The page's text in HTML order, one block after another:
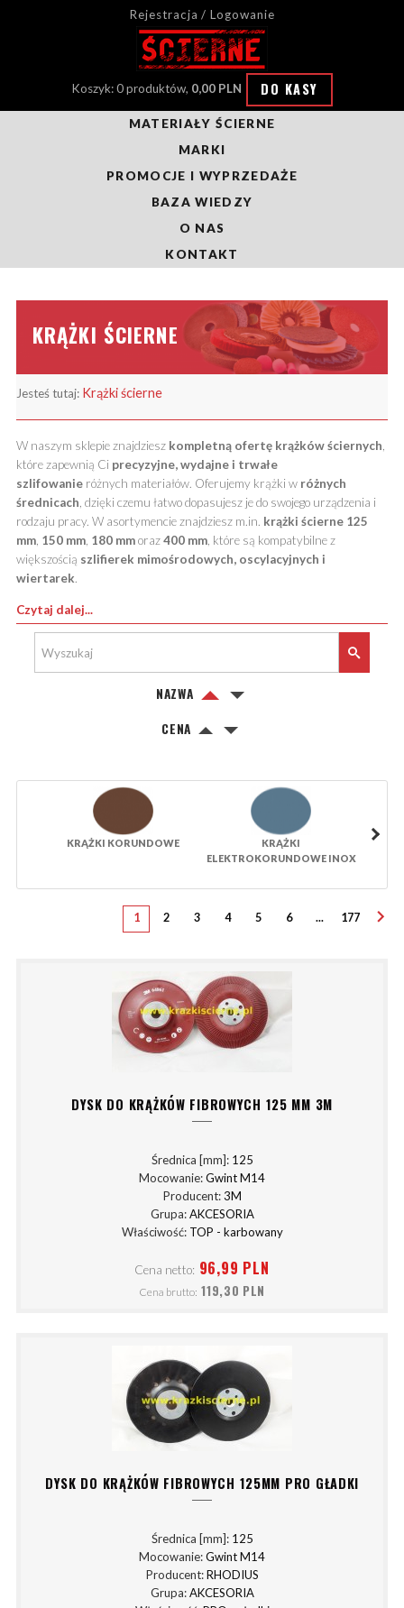
Rejestracja / Logowanie
Koszyk: 0 produktów, 0,00 PLN DO KASY
MATERIAŁY ŚCIERNE
MARKI
PROMOCJE I WYPRZEDAŻE
BAZA WIEDZY
O NAS
KONTAKT
KRĄŻKI ŚCIERNE
Jesteś tutaj: Krążki ścierne
W naszym sklepie znajdziesz kompletną ofertę krążków ściernych,
które zapewnią Ci precyzyjne, wydajne i trwałe
szlifowanieróżnych materiałów. Oferujemy krążki w różnych
średnicach, dzięki czemu łatwo dopasujesz je do swojego urządzenia i
rodzaju pracy. W asortymencie znajdziesz m.in. krążki ścierne 125
mm, 150 mm, 180 mmoraz400 mm, które są kompatybilne z
większością szlifierek mimośrodowych, oscylacyjnych i
wiertarek.
Czytaj dalej...
NAZWA
CENA
KRĄŻKI KORUNDOWE
KRĄŻKI
ELEKTROKORUNDOWE INOX
1 2 3 4 5 6 ... 177
DYSK DO KRĄŻKÓW FIBROWYCH 125 MM 3M
Średnica [mm]: 125
Mocowanie:Gwint M14
Producent:3M
Grupa:AKCESORIA
Właściwość: TOP - karbowany
Cena netto: 96,99 PLN
Cena brutto: 119,30 PLN
DYSK DO KRĄŻKÓW FIBROWYCH 125MM PRO GŁADKI
Średnica [mm]: 125
Mocowanie:Gwint M14
Producent:RHODIUS
Grupa:AKCESORIA